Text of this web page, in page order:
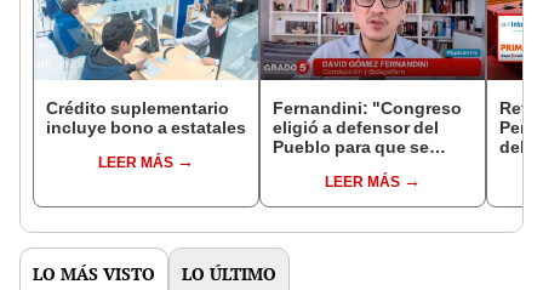
Crédito suplementario
incluye bono a estatales
LEER MÁS
Fernandini: "Congreso
eligió a defensor del
Pueblo para que se
con sus abusos"
LEER MÁS
del
LO MÁS VISTO LO ÚLTIMO